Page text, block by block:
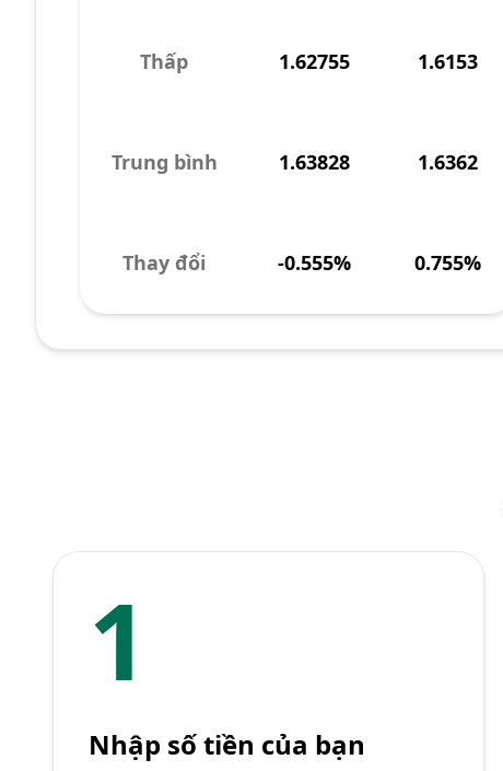
Thấp 1.62755 1.6153
Trung bình 1.63828 1.6362
Thay đổi -0.555% 0.755%
1
Nhập số tiền của bạn